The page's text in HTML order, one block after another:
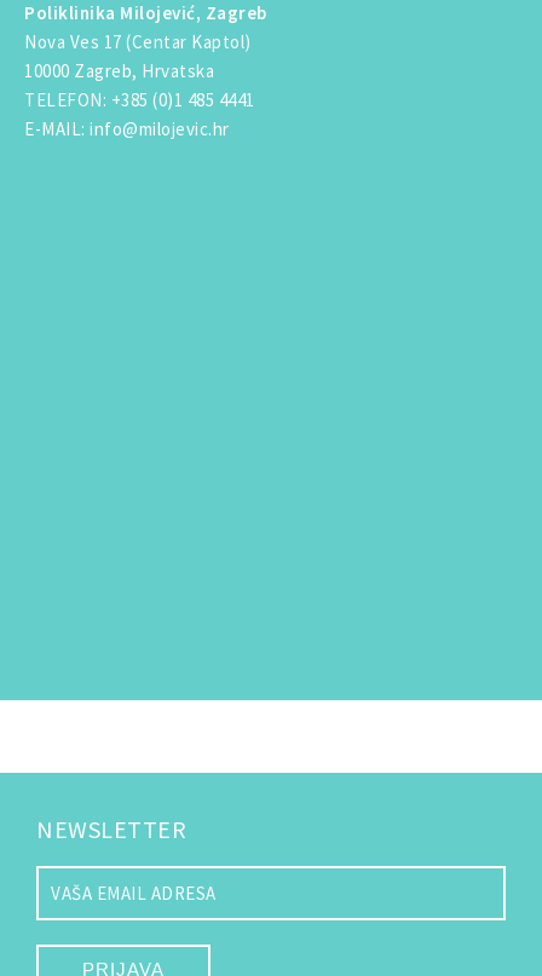
Poliklinika Milojević, Zagreb
Nova Ves 17 (Centar Kaptol)
10000 Zagreb, Hrvatska
TELEFON: +385 (0)1 485 4441
E-MAIL: info@milojevic.hr
NEWSLETTER
PRIJAVA